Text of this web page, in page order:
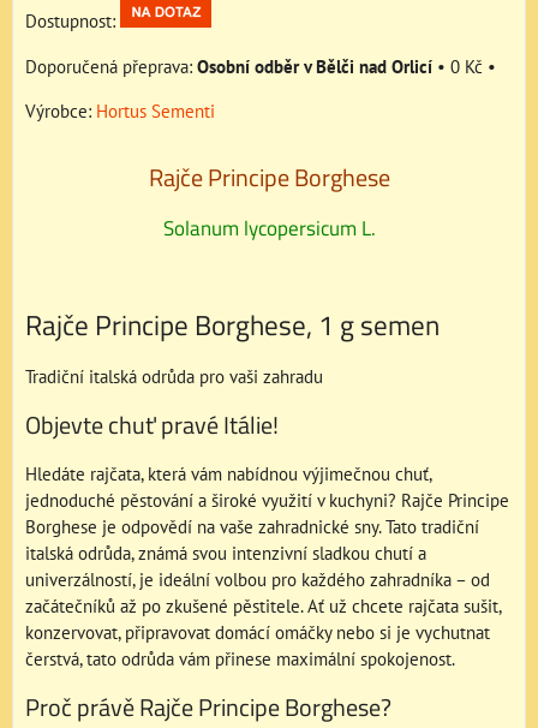
Dostupnost:
Osobní odběr v Bělči nad Orlicí • 0 Kč •
Výrobce: Hortus Sementi
Rajče Principe Borghese
Solanum lycopersicum L.
Rajče Principe Borghese, 1 g semen
Tradiční italská odrůda pro vaši zahradu
Objevte chuť pravé Itálie!
Hledáte rajčata, která vám nabídnou výjimečnou chuť,
jednoduché pěstování a široké využití v kuchyni? Rajče Principe
Borghese je odpovědí na vaše zahradnické sny. Tato tradiční
italská odrůda, známá svou intenzivní sladkou chutí a
univerzálností, je ideální volbou pro každého zahradníka – od
začátečníků až po zkušené pěstitele. Ať už chcete rajčata sušit,
konzervovat, připravovat domácí omáčky nebo si je vychutnat
čerstvá, tato odrůda vám přinese maximální spokojenost.
Proč právě Rajče Principe Borghese?